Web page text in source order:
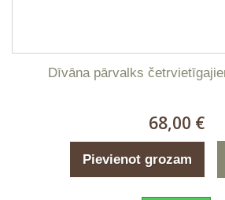
Dīvāna pārvalks
68,00 €
Pievienot grozam